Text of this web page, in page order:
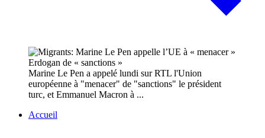
Marine Le Pen a appelé lundi sur RTL l'Union
européenne à "menacer" de "sanctions" le président
turc, et Emmanuel Macron à ...
Accueil